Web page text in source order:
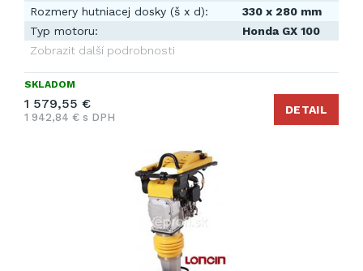
Rozmery hutniacej dosky (š x d):
330 x 280 mm
Typ motoru:
Honda GX 100
Zobrazit další podrobnosti
SKLADOM
1 579,55 €
1 942,84 € s DPH
DETAIL